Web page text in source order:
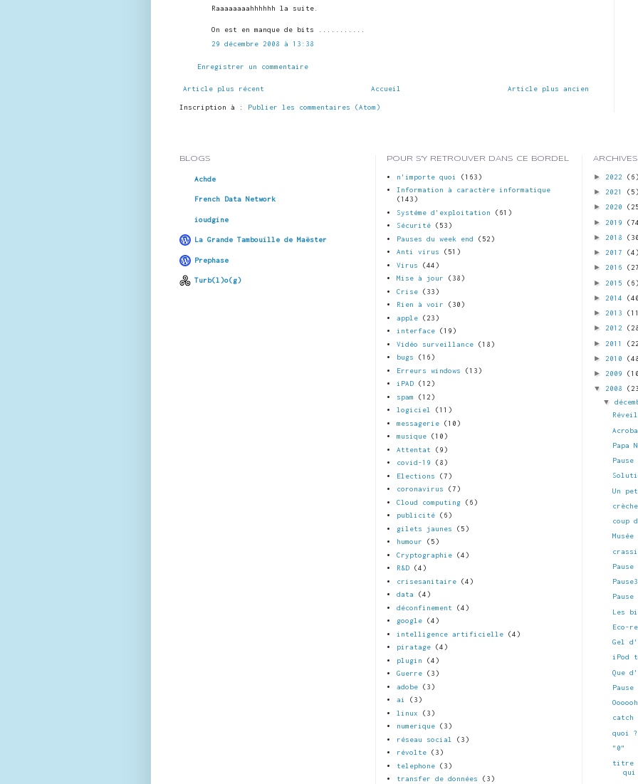
Raaaaaaaahhhhhh la suite.
On est en manque de bits ...........
29 décembre 2008 à 13:38
Enregistrer un commentaire
Article plus récent Article plus ancien
Accueil
Inscription à : Publier les commentaires (Atom)
BLOGS
Achde
French Data Network
ioudgine
La Grande Tambouille de Maëster
Prephase
Turb(l)o(g)
POUR S'Y RETROUVER DANS CE BORDEL
n'importe quoi
(163)
Information à caractère informatique
(143)
Systéme d'exploitation
(61)
Sécurité
(53)
Pauses du week end
(52)
Anti virus
(51)
Virus
(44)
Mise à jour
(38)
Crise
(33)
Rien à voir
(30)
apple
(23)
interface
(19)
Vidéo surveillance
(18)
bugs
(16)
Erreurs windows
(13)
iPAD
(12)
spam
(12)
logiciel
(11)
messagerie
(10)
musique
(10)
Attentat
(9)
covid-19
(8)
Elections
(7)
coronavirus
(7)
Cloud computing
(6)
publicité
(6)
gilets jaunes
(5)
humour
(5)
Cryptographie
(4)
R&D
(4)
crisesanitaire
(4)
data
(4)
déconfinement
(4)
google
(4)
intelligence artificielle
(4)
piratage
(4)
plugin
(4)
Guerre
(3)
adobe
(3)
ai
(3)
linux
(3)
numerique
(3)
réseau social
(3)
révolte
(3)
telephone
(3)
transfer de données
(3)
► 2022 (6)
► 2021 (5)
► 2020
► 2019
► 2018
► 2017 (4)
► 2016
► 2015 (6)
► 2014
► 2013
► 2012
► 2011
► 2010
► 2009
▼ 2008
▼
Papa
Pause
Un
crèche
coup
Musée
Pause
Les
Eco-
Gel
iPod
Que
Pause
catch
quoi ?
"0"
titre :